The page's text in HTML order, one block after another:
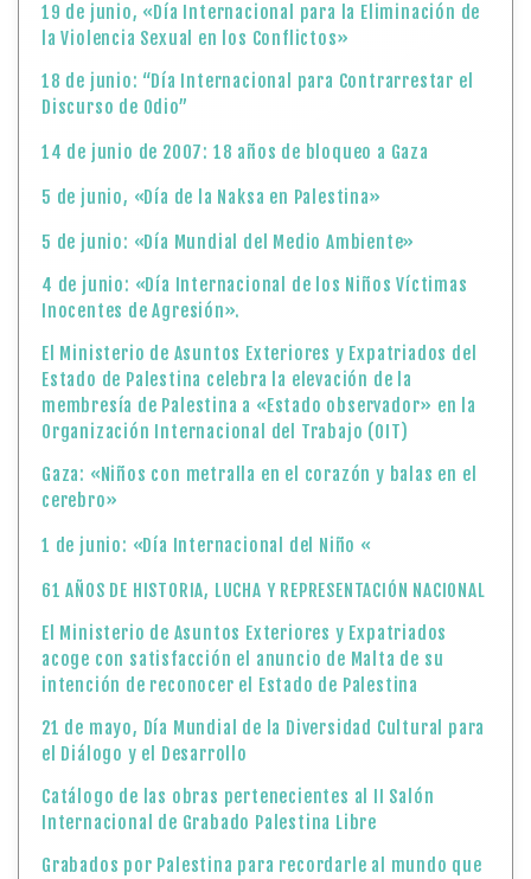
19 de junio, «Día Internacional para la Eliminación de
la Violencia Sexual en los Conflictos»
18 de junio: “Día Internacional para Contrarrestar el
Discurso de Odio”
14 de junio de 2007: 18 años de bloqueo a Gaza
5 de junio, «Día de la Naksa en Palestina»
5 de junio: «Día Mundial del Medio Ambiente»
4 de junio: «Día Internacional de los Niños Víctimas
Inocentes de Agresión».
El Ministerio de Asuntos Exteriores y Expatriados del
Estado de Palestina celebra la elevación de la
membresía de Palestina a «Estado observador» en la
Organización Internacional del Trabajo (OIT)
Gaza: «Niños con metralla en el corazón y balas en el
cerebro»
1 de junio: «Día Internacional del Niño «
61 AÑOS DE HISTORIA, LUCHA Y REPRESENTACIÓN NACIONAL
El Ministerio de Asuntos Exteriores y Expatriados
acoge con satisfacción el anuncio de Malta de su
intención de reconocer el Estado de Palestina
21 de mayo, Día Mundial de la Diversidad Cultural para
el Diálogo y el Desarrollo
Catálogo de las obras pertenecientes al II Salón
Internacional de Grabado Palestina Libre
Grabados por Palestina para recordarle al mundo que